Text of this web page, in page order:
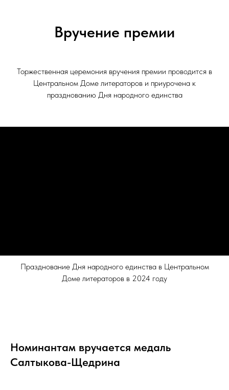
Вручение премии
Торжественная церемония вручения премии проводится в
Центральном Доме литераторов и приурочена к
празднованию Дня народного единства
Празднование Дня народного единства в Центральном
Доме литераторов в 2024 году
Номинантам вручается медаль
Салтыкова-Щедрина